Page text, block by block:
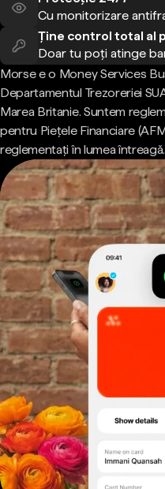
Cu monitorizare
Ține control total al
Doar tu poți atinge
Morse e o Money Services
Departamentul Trezoreriei
Marea Britanie. Suntem
pentru Piețele Financiare
reglementați în lumea întreagă.